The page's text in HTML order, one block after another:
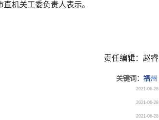
机关工委负责人表示。
责任编辑：赵睿
关键词： 福州
2021-06-28
2021-06-28
2021-06-28